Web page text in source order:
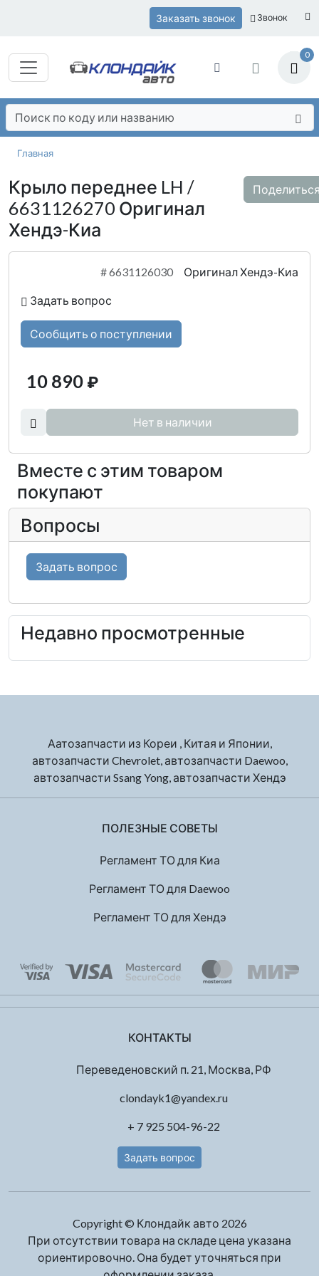
Заказать звонок Звонок
0
Главная
Крыло переднее LH /
6631126270 Оригинал
Хендэ-Киа
#6631126030 Оригинал Хендэ-Киа
Задать вопрос
Сообщить о поступлении
10 890 ₽
Нет в наличии
Вместе с этим товаром
покупают
Вопросы
Задать вопрос
Недавно просмотренные
Аатозапчасти из Кореи , Китая и Японии,
автозапчасти Chevrolet, автозапчасти Daewoo,
автозапчасти Ssang Yong, автозапчасти Хендэ
ПОЛЕЗНЫЕ СОВЕТЫ
Регламент ТО для Киа
Регламент ТО для Daewoo
Регламент ТО для Хендэ
КОНТАКТЫ
Переведеновский п. 21, Москва, РФ
clondayk1@yandex.ru
+ 7 925 504-96-22
Задать вопрос
Copyright © Клондайк авто 2026
При отсутствии товара на складе цена указана
ориентировочно. Она будет уточняться при